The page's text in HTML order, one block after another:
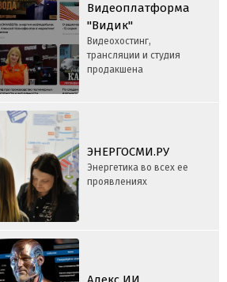
Видеоплатформа
"Видик"
Видеохостинг,
трансляции и студия
продакшена
ЭНЕРГОСМИ.РУ
Энергетика во всех ее
проявлениях